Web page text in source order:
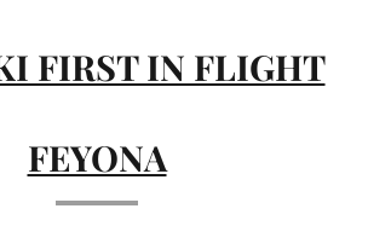
FIRST IN FLIGHT
FEYONA